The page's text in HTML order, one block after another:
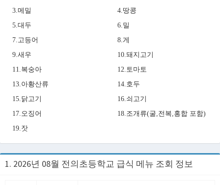
3.메밀
4.땅콩
5.대두
6.밀
7.고등어
8.게
9.새우
10.돼지고기
11.복숭아
12.토마토
13.아황산류
14.호두
15.닭고기
16.쇠고기
17.오징어
18.조개류(굴,전복,홍합 포함)
19.잣
1. 2026년 08월 전의초등학교 급식 메뉴 조회 정보